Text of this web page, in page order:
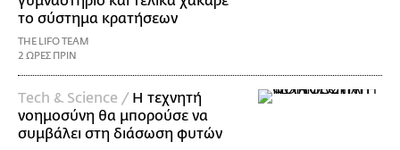
το σύστημα κρατήσεων
THE LIFO TEAM
2 ΩΡΕΣ ΠΡΙΝ
Τech & Science / Η τεχνητή
νοημοσύνη θα μπορούσε να
συμβάλει στη διάσωση φυτών